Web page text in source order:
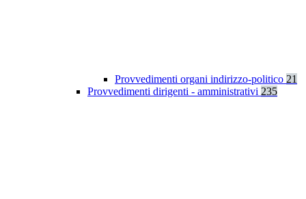
Provvedimenti organi indirizzo-politico 21
Provvedimenti dirigenti - amministrativi 235